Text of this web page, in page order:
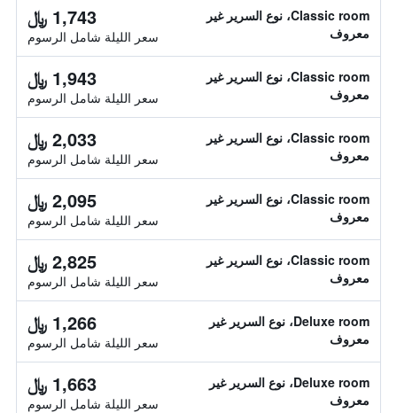
Classic room، نوع السرير غير
معروف
1,743 ﷼
سعر الليلة شامل الرسوم
Classic room، نوع السرير غير
معروف
1,943 ﷼
سعر الليلة شامل الرسوم
Classic room، نوع السرير غير
معروف
2,033 ﷼
سعر الليلة شامل الرسوم
Classic room، نوع السرير غير
معروف
2,095 ﷼
سعر الليلة شامل الرسوم
Classic room، نوع السرير غير
معروف
2,825 ﷼
سعر الليلة شامل الرسوم
Deluxe room، نوع السرير غير
معروف
1,266 ﷼
سعر الليلة شامل الرسوم
Deluxe room، نوع السرير غير
معروف
1,663 ﷼
سعر الليلة شامل الرسوم